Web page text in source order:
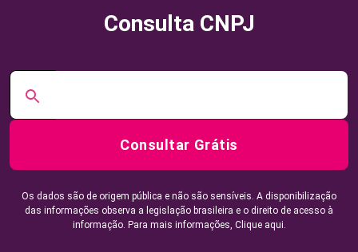
Consulta CNPJ
Consultar Grátis
Os dados são de origem pública e não são sensíveis. A disponibilização
das informações observa a legislação brasileira e o direito de acesso à
informação. Para mais informações, Clique aqui.